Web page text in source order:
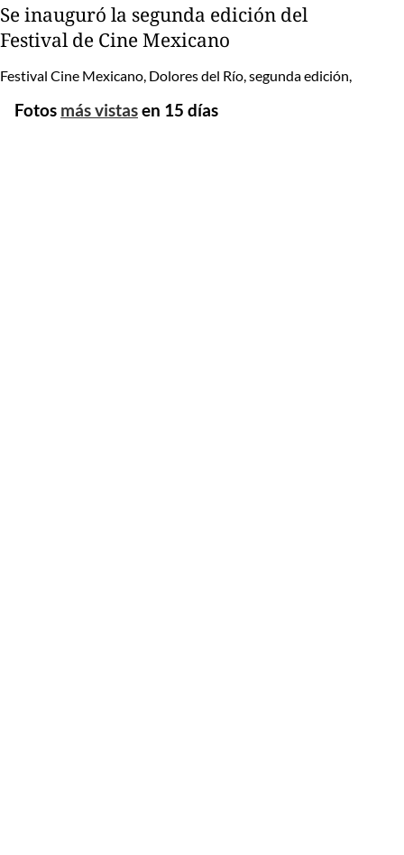
Se inauguró la segunda edición del
Festival de Cine Mexicano
Festival Cine Mexicano, Dolores del Río, segunda edición,
Fotos más vistasen 15 días